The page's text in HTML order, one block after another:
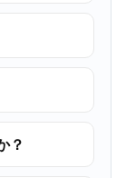
？